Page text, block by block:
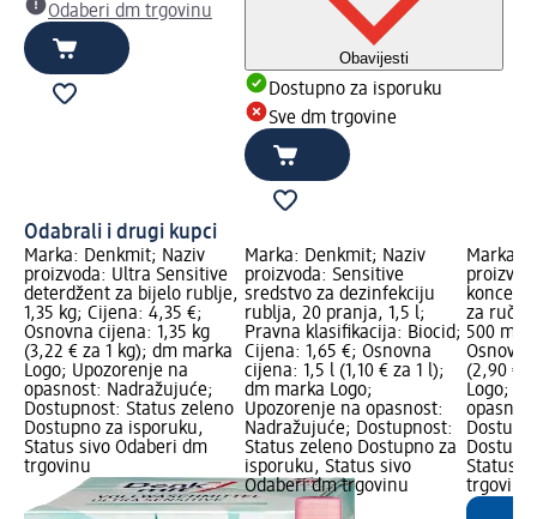
Odaberi dm trgovinu
Obavijesti
Dostupno za isporuku
Sve dm trgovine
Odabrali i drugi kupci
Marka: Denkmit; Naziv
proizvoda: Ultra Sensitive
deterdžent za bijelo rublje,
1,35 kg; Cijena: 4,35 €;
Osnovna cijena: 1,35 kg
(3,22 € za 1 kg); dm marka
Logo; Upozorenje na
opasnost: Nadražujuće;
Dostupnost: Status zeleno
Dostupno za isporuku,
Status sivo Odaberi dm
trgovinu
Marka: Denkmit; Naziv
proizvoda: Sensitive
sredstvo za dezinfekciju
rublja, 20 pranja, 1,5 l;
Pravna klasifikacija: Biocid;
Cijena: 1,65 €; Osnovna
cijena: 1,5 l (1,10 € za 1 l);
dm marka Logo;
Upozorenje na opasnost:
Nadražujuće; Dostupnost:
Status zeleno Dostupno za
isporuku, Status sivo
Odaberi dm trgovinu
Marka:
za
500 ml;
(2,90 €
Logo;
Status
trgovinu